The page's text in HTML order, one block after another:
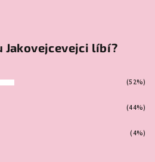
Jakovejcevejci líbí?
(52%)
(44%)
(4%)